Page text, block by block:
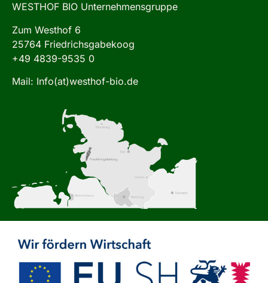
WESTHOF BIO Unternehmensgruppe
Zum Westhof 6
25764 Friedrichsgabekoog
+49 4839-9535 0
Mail: Info(at)westhof-bio.de